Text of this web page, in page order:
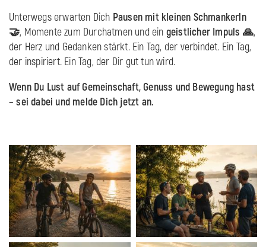
Unterwegs erwarten Dich Pausen mit kleinen Schmankerln
🤝, Momente zum Durchatmen und ein geistlicher Impuls 🙏,
der Herz und Gedanken stärkt. Ein Tag, der verbindet. Ein Tag,
der inspiriert. Ein Tag, der Dir gut tun wird.
Wenn Du Lust auf Gemeinschaft, Genuss und Bewegung hast
– sei dabei und melde Dich jetzt an.